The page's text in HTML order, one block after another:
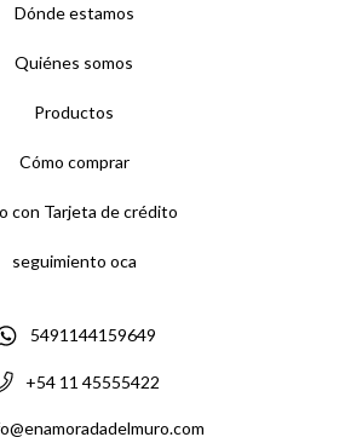
Dónde estamos
Quiénes somos
Productos
Cómo comprar
con Tarjeta de crédito
seguimiento oca
5491144159649
+54 11 45555422